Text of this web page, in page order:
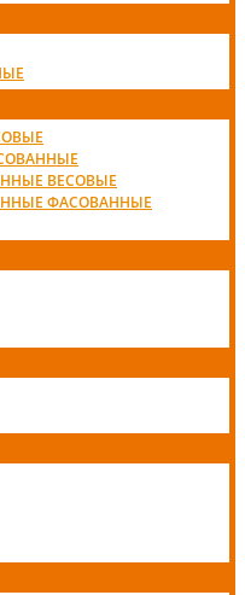
ВЕСОВЫЕ
ФАСОВАННЫЕ